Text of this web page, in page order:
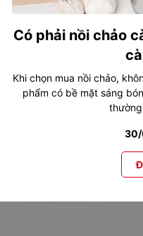
Có phải nồi chảo
Khi chọn mua nồi chảo,
phẩm có bề mặt sáng